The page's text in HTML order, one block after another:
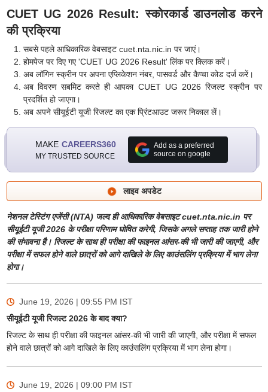
CUET UG 2026 Result: स्कोरकार्ड डाउनलोड करने
की प्रक्रिया
सबसे पहले आधिकारिक वेबसाइट cuet.nta.nic.in पर जाएं।
होमपेज पर दिए गए 'CUET UG 2026 Result' लिंक पर क्लिक करें।
अब लॉगिन स्क्रीन पर अपना एप्लिकेशन नंबर, पासवर्ड और कैप्चा कोड दर्ज करें।
अब विवरण सबमिट करते ही आपका CUET UG 2026 रिजल्ट स्क्रीन पर
प्रदर्शित हो जाएगा।
अब अपने सीयूईटी यूजी रिजल्ट का एक प्रिंटआउट जरूर निकाल लें।
MAKE CAREERS360
MY TRUSTED SOURCE
Add as a preferred
source on google
लाइव अपडेट
नेशनल टेस्टिंग एजेंसी (NTA) जल्द ही आधिकारिक वेबसाइट cuet.nta.nic.in पर
सीयूईटी यूजी 2026 के परीक्षा परिणाम घोषित करेगी, जिसके अगले सप्ताह तक जारी होने
की संभावना है। रिजल्ट के साथ ही परीक्षा की फाइनल आंसर-की भी जारी की जाएगी, और
परीक्षा में सफल होने वाले छात्रों को आगे दाखिले के लिए काउंसलिंग प्रक्रिया में भाग लेना
होगा।
June 19, 2026 | 09:55 PM IST
सीयूईटी यूजी रिजल्ट 2026 के बाद क्या?
रिजल्ट के साथ ही परीक्षा की फाइनल आंसर-की भी जारी की जाएगी, और परीक्षा में सफल
होने वाले छात्रों को आगे दाखिले के लिए काउंसलिंग प्रक्रिया में भाग लेना होगा।
June 19, 2026 | 09:00 PM IST